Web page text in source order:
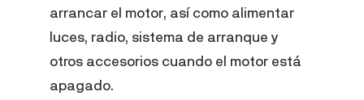
arrancar el motor, así como alimentar
luces, radio, sistema de arranque y
otros accesorios cuando el motor está
apagado.